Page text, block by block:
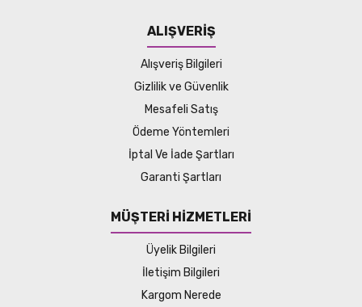
ALIŞVERİŞ
Alışveriş Bilgileri
Gizlilik ve Güvenlik
Mesafeli Satış
Ödeme Yöntemleri
İptal Ve İade Şartları
Garanti Şartları
MÜŞTERİ HİZMETLERİ
Üyelik Bilgileri
İletişim Bilgileri
Kargom Nerede